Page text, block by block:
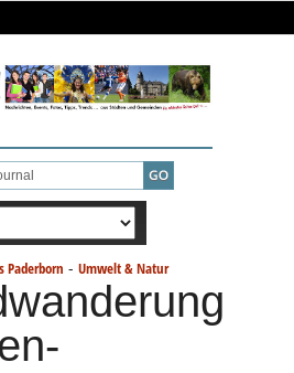
Paderborn - Umwelt & Natur